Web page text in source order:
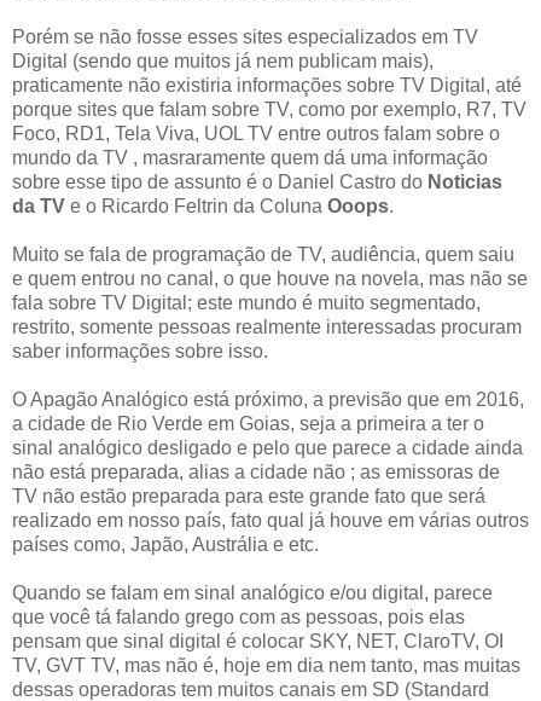
Porém se não fosse esses sites especializados em TV
Digital (sendo que muitos já nem publicam mais),
praticamente não existiria informações sobre TV Digital, até
porque sites que falam sobre TV, como por exemplo, R7, TV
Foco, RD1, Tela Viva, UOL TV entre outros falam sobre o
mundo da TV , masraramente quem dá uma informação
sobre esse tipo de assunto é o Daniel Castro do Noticias
da TV e o Ricardo Feltrin da Coluna Ooops.
Muito se fala de programação de TV, audiência, quem saiu
e quem entrou no canal, o que houve na novela, mas não se
fala sobre TV Digital; este mundo é muito segmentado,
restrito, somente pessoas realmente interessadas procuram
saber informações sobre isso.
O Apagão Analógico está próximo, a previsão que em 2016,
a cidade de Rio Verde em Goias, seja a primeira a ter o
sinal analógico desligado e pelo que parece a cidade ainda
não está preparada, alias a cidade não ; as emissoras de
TV não estão preparada para este grande fato que será
realizado em nosso país, fato qual já houve em várias outros
países como, Japão, Austrália e etc.
Quando se falam em sinal analógico e/ou digital, parece
que você tá falando grego com as pessoas, pois elas
pensam que sinal digital é colocar SKY, NET, ClaroTV, OI
TV, GVT TV, mas não é, hoje em dia nem tanto, mas muitas
dessas operadoras tem muitos canais em SD (Standard